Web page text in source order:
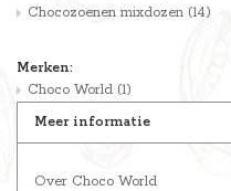
Chocozoenen mixdozen (14)
Merken:
Choco World (1)
Meer informatie
Over Choco World